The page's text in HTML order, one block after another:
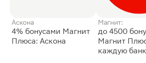
Аскона
4% бонусами Магнит
Плюса: Аскона
Магнит:
до 4500
Магнит
каждую